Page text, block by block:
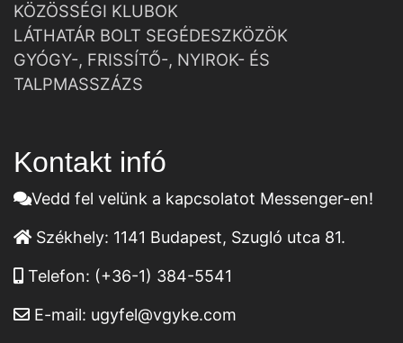
KÖZÖSSÉGI KLUBOK
LÁTHATÁR BOLT SEGÉDESZKÖZÖK
GYÓGY-, FRISSÍTŐ-, NYIROK- ÉS
TALPMASSZÁZS
Kontakt infó
Vedd fel velünk a kapcsolatot Messenger-en!
Székhely: 1141 Budapest, Szugló utca 81.
Telefon: (+36-1) 384-5541
E-mail: ugyfel@vgyke.com